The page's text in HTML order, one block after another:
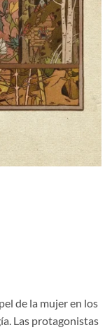
de la mujer en los
Las protagonistas